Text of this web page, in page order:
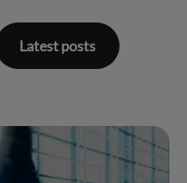
Latest posts